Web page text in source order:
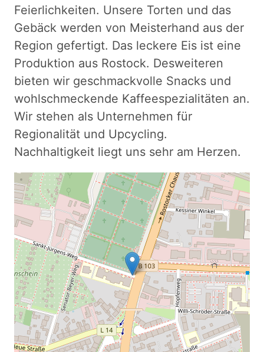
Feierlichkeiten. Unsere Torten und das
Gebäck werden von Meisterhand aus der
Region gefertigt. Das leckere Eis ist eine
Produktion aus Rostock. Desweiteren
bieten wir geschmackvolle Snacks und
wohlschmeckende Kaffeespezialitäten an.
Wir stehen als Unternehmen für
Regionalität und Upcycling.
Nachhaltigkeit liegt uns sehr am Herzen.